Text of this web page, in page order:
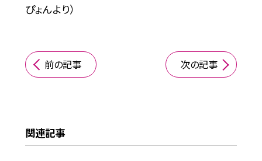
ぴょんより）
前の記事 次の記事
関連記事